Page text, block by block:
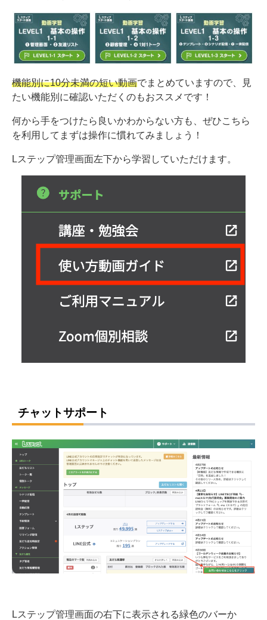
機能別に10分未満の短い動画でまとめていますので、見
たい機能別に確認いただくのもおススメです！
何から手をつけたら良いかわからない方も、ぜひこちら
を利用してまずは操作に慣れてみましょう！
Lステップ管理画面左下から学習していただけます。
チャットサポート
Lステップ管理画面の右下に表示される緑色のバーか